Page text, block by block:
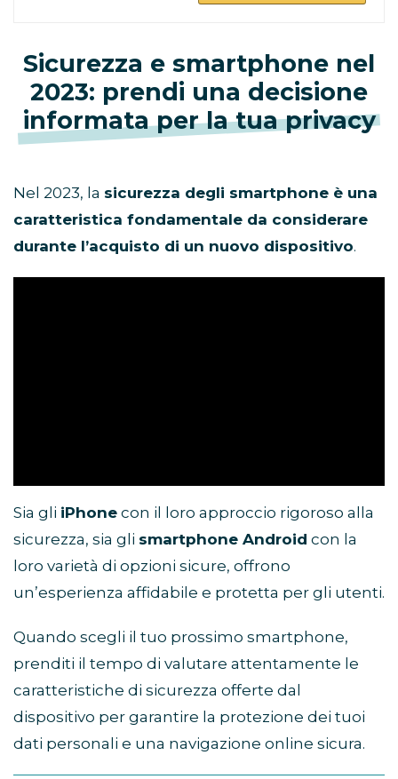
Sicurezza e smartphone nel
2023: prendi una decisione
informata per la tua privacy
Nel 2023, la sicurezza degli smartphone è una
caratteristica fondamentale da considerare
durante l’acquisto di un nuovo dispositivo.
Sia gli iPhone con il loro approccio rigoroso alla
sicurezza, sia gli smartphone Android con la
loro varietà di opzioni sicure, offrono
un’esperienza affidabile e protetta per gli utenti.
Quando scegli il tuo prossimo smartphone,
prenditi il tempo di valutare attentamente le
caratteristiche di sicurezza offerte dal
dispositivo per garantire la protezione dei tuoi
dati personali e una navigazione online sicura.